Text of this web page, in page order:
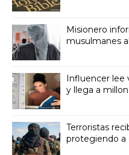
Misionero
musulmanes
Influencer lee
y llega a
Terroristas
protegiendo a